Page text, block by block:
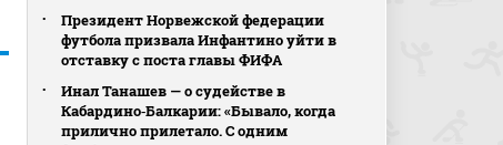
Президент Норвежской федерации
футбола призвала Инфантино уйти в
отставку с поста главы ФИФА
Инал Танашев — о судействе в
Кабардино‑Балкарии: «Бывало, когда
прилично прилетало. С одним